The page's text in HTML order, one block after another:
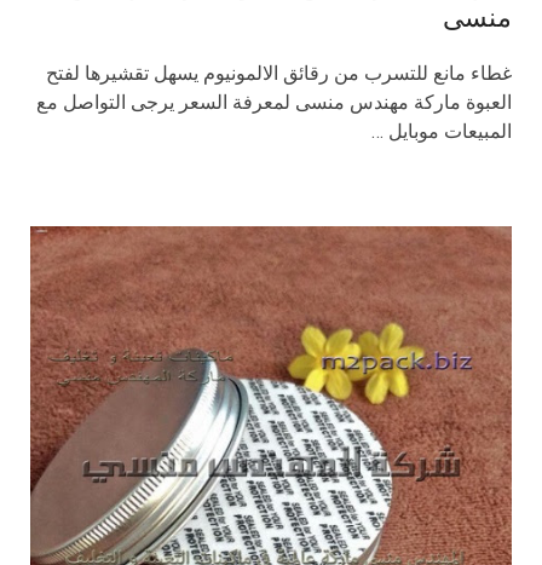
منسى
غطاء مانع للتسرب من رقائق الالمونيوم يسهل تقشيرها لفتح
العبوة ماركة مهندس منسى لمعرفة السعر يرجى التواصل مع
المبيعات موبايل …